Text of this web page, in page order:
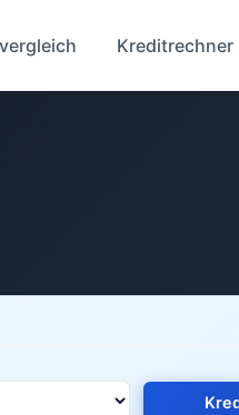
Kreditrechner